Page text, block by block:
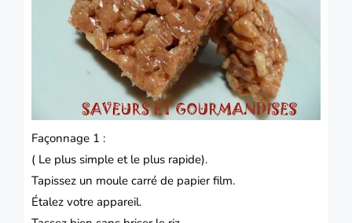
Façonnage 1 :
( Le plus simple et le plus rapide).
Tapissez un moule carré de papier film.
Étalez votre appareil.